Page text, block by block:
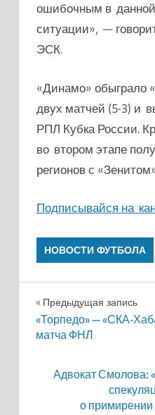
ошибочным в данной
ситуации», —
ЭСК.
«Динамо» обыграло
двух матчей (5-3) и
РПЛ Кубка России.
во втором этапе
регионов с
Подписывайся на
НОВОСТИ ФУТБОЛА
Навигация
по
Предыдущая запись
«Торпедо» — «СКА-
матча ФНЛ
Адвокат Смолова:
о